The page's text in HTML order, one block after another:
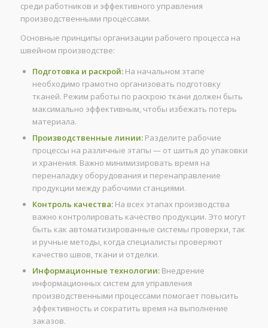
среди работников и эффективного управления
производственными процессами.
Основные принципы организации рабочего процесса на
швейном производстве:
Подготовка и раскрой:На начальном этапе
необходимо грамотно организовать подготовку
тканей. Режим работы по раскрою ткани должен быть
максимально эффективным, чтобы избежать потерь
материала.
Производственные линии:Разделите рабочие
процессы на различные этапы — от шитья до упаковки
и хранения. Важно минимизировать время на
переналадку оборудования и перенаправление
продукции между рабочими станциями.
Контроль качества:На всех этапах производства
важно контролировать качество продукции. Это могут
быть как автоматизированные системы проверки, так
и ручные методы, когда специалисты проверяют
качество швов, ткани и отделки.
Информационные технологии:Внедрение
информационных систем для управления
производственными процессами помогает повысить
эффективность и сократить время на выполнение
заказов.